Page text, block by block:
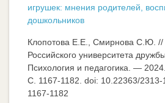
игрушек: мнения родителей,
дошкольников
Клопотова Е.Е., Смирнова С.Ю. //
Российского университета
Психология и педагогика. —
C. 1167-1182. doi: 10.22363/
1167-1182